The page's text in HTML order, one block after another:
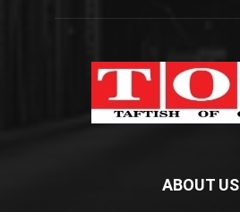
ABOUT US